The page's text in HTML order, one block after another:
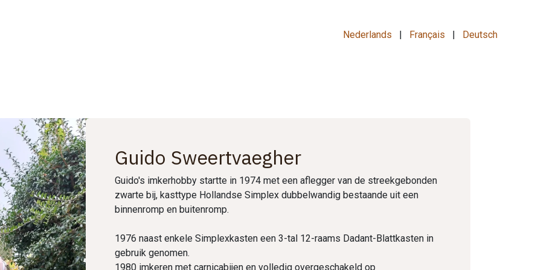
Nederlands | Français | Deutsch
Guido Sweertvaegher
Guido's imkerhobby startte in 1974 met een aflegger van de streekgebonden
zwarte bij, kasttype Hollandse Simplex dubbelwandig bestaande uit een
binnenromp en buitenromp.
1976 naast enkele Simplexkasten een 3-tal 12-raams Dadant-Blattkasten in
gebruik genomen.
1980 imkeren met carnicabijen en volledig overgeschakeld op